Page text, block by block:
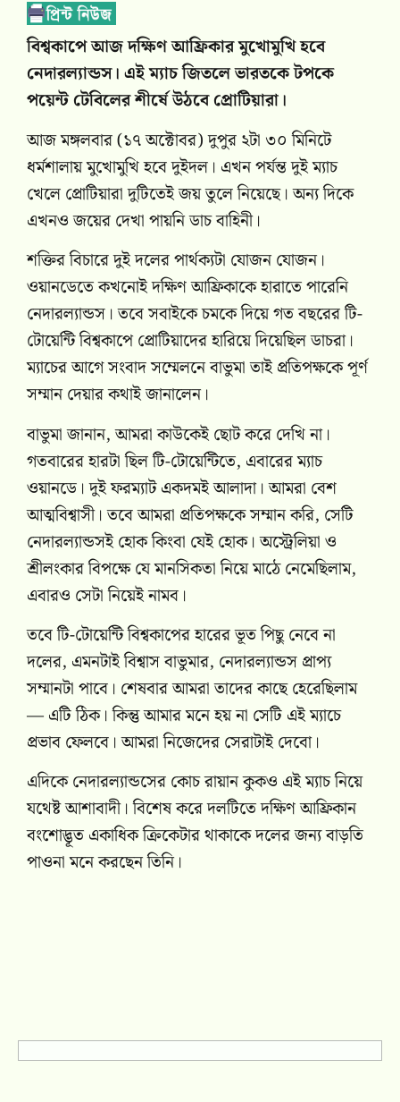
বিশ্বকাপে আজ দক্ষিণ আফ্রিকার মুখোমুখি হবে
নেদারল্যান্ডস। এই ম্যাচ জিতলে ভারতকে টপকে
পয়েন্ট টেবিলের শীর্ষে উঠবে প্রোটিয়ারা।
আজ মঙ্গলবার (১৭ অক্টোবর) দুপুর ২টা ৩০ মিনিটে
ধর্মশালায় মুখোমুখি হবে দুইদল। এখন পর্যন্ত দুই ম্যাচ
খেলে প্রোটিয়ারা দুটিতেই জয় তুলে নিয়েছে। অন্য দিকে
এখনও জয়ের দেখা পায়নি ডাচ বাহিনী।
শক্তির বিচারে দুই দলের পার্থক্যটা যোজন যোজন।
ওয়ানডেতে কখনোই দক্ষিণ আফ্রিকাকে হারাতে পারেনি
নেদারল্যান্ডস। তবে সবাইকে চমকে দিয়ে গত বছরের টি-
টোয়েন্টি বিশ্বকাপে প্রোটিয়াদের হারিয়ে দিয়েছিল ডাচরা।
ম্যাচের আগে সংবাদ সম্মেলনে বাভুমা তাই প্রতিপক্ষকে পূর্ণ
সম্মান দেয়ার কথাই জানালেন।
বাভুমা জানান, আমরা কাউকেই ছোট করে দেখি না।
গতবারের হারটা ছিল টি-টোয়েন্টিতে, এবারের ম্যাচ
ওয়ানডে। দুই ফরম্যাট একদমই আলাদা। আমরা বেশ
আত্মবিশ্বাসী। তবে আমরা প্রতিপক্ষকে সম্মান করি, সেটি
নেদারল্যান্ডসই হোক কিংবা যেই হোক। অস্ট্রেলিয়া ও
শ্রীলংকার বিপক্ষে যে মানসিকতা নিয়ে মাঠে নেমেছিলাম,
এবারও সেটা নিয়েই নামব।
তবে টি-টোয়েন্টি বিশ্বকাপের হারের ভূত পিছু নেবে না
দলের, এমনটাই বিশ্বাস বাভুমার, নেদারল্যান্ডস প্রাপ্য
সম্মানটা পাবে। শেষবার আমরা তাদের কাছে হেরেছিলাম
— এটি ঠিক। কিন্তু আমার মনে হয় না সেটি এই ম্যাচে
প্রভাব ফেলবে। আমরা নিজেদের সেরাটাই দেবো।
এদিকে নেদারল্যান্ডসের কোচ রায়ান কুকও এই ম্যাচ নিয়ে
যথেষ্ট আশাবাদী। বিশেষ করে দলটিতে দক্ষিণ আফ্রিকান
বংশোদ্ভূত একাধিক ক্রিকেটার থাকাকে দলের জন্য বাড়তি
পাওনা মনে করছেন তিনি।